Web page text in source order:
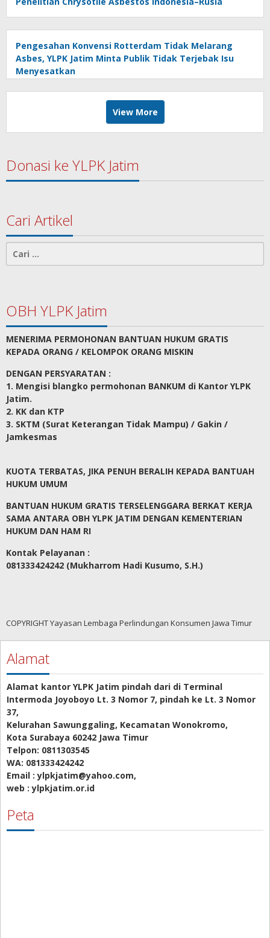
Pengesahan Konvensi Rotterdam Tidak Melarang
Asbes, YLPK Jatim Minta Publik Tidak Terjebak Isu
Menyesatkan
View More
Donasi ke YLPK Jatim
Cari Artikel
untuk:
OBH YLPK Jatim
MENERIMA PERMOHONAN BANTUAN HUKUM GRATIS
KEPADA ORANG / KELOMPOK ORANG MISKIN
DENGAN PERSYARATAN :
1. Mengisi blangko permohonan BANKUM di Kantor YLPK
Jatim.
2. KK dan KTP
3. SKTM (Surat Keterangan Tidak Mampu) / Gakin /
Jamkesmas
KUOTA TERBATAS, JIKA PENUH BERALIH KEPADA BANTUAH
HUKUM UMUM
BANTUAN HUKUM GRATIS TERSELENGGARA BERKAT KERJA
SAMA ANTARA OBH YLPK JATIM DENGAN KEMENTERIAN
HUKUM DAN HAM RI
Kontak Pelayanan :
081333424242 (Mukharrom Hadi Kusumo, S.H.)
COPYRIGHT Yayasan Lembaga Perlindungan Konsumen Jawa Timur
Alamat
Alamat kantor YLPK Jatim pindah dari di Terminal
Intermoda Joyoboyo Lt. 3 Nomor 7, pindah ke Lt. 3 Nomor
37,
Kelurahan Sawunggaling, Kecamatan Wonokromo,
Kota Surabaya 60242 Jawa Timur
Telpon: 0811303545
WA: 081333424242
Email : ylpkjatim@yahoo.com,
web : ylpkjatim.or.id
Peta